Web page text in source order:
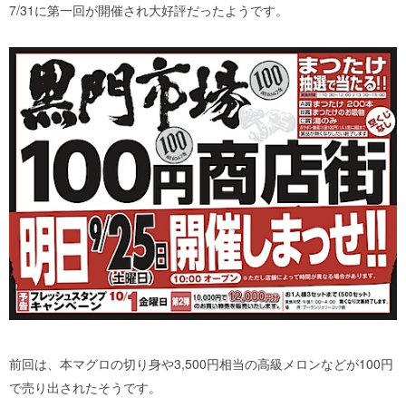
7/31に第一回が開催され大好評だったようです。
前回は、本マグロの切り身や3,500円相当の高級メロンなどが100円
で売り出されたそうです。